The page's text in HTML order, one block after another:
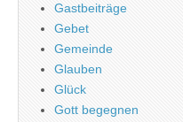
Gastbeiträge
Gebet
Gemeinde
Glauben
Glück
Gott begegnen